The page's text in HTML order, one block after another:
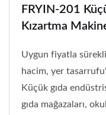
FRYIN-201
Kızartma
Uygun fiyatla
hacim, yer
Küçük gıda
gıda mağazaları,